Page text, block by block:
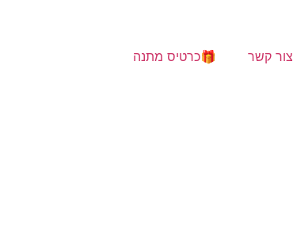
צור קשר 🎁כרטיס מתנה